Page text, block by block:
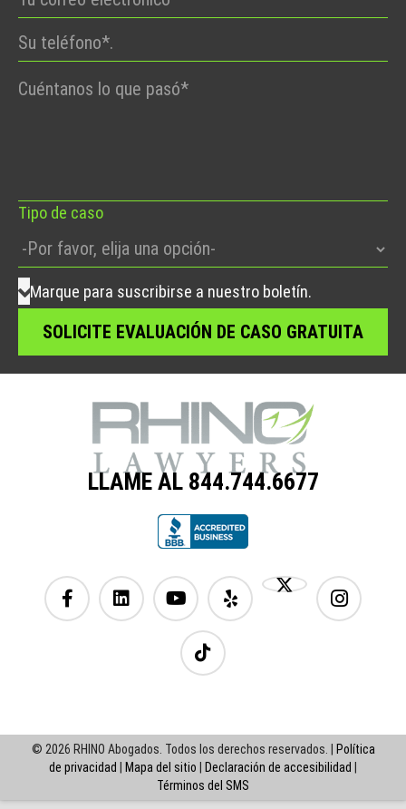
Por
Tipo de caso
Marque para suscribirse a nuestro boletín.
LLAME AL 844.744.6677
© 2026 RHINO Abogados. Todos los derechos reservados. |
Política
de privacidad
Mapa del sitio Declaración de accesibilidad
Términos del SMS